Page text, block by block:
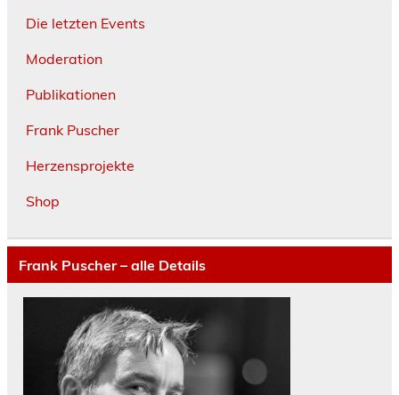
Die letzten Events
Moderation
Publikationen
Frank Puscher
Herzensprojekte
Shop
Frank Puscher – alle Details